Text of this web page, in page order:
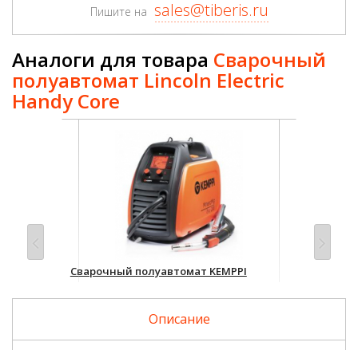
Пишите на sales@tiberis.ru
Аналоги для товара Сварочный
полуавтомат Lincoln Electric
Handy Core
Сварочный полуавтомат KEMPPI
Уточнить цену и наличие
Описание